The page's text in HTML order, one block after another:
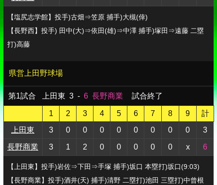
【塩尻志学館】投手)古畑⇒笠原 捕手)大槻(倖)
【長野西】投手) 田中(大)⇒依田(雄)⇒中澤 捕手)塚田⇒遠藤 二塁
打)高藤
県営上田野球場
第1試合 上田東 3 - 6 長野商業 試合終了
1 2 3 4 5 6 7 8 9
計
上田東
3 0 0 0 0 0 0 0 0 3
長野商業 3 1 2 0 0 0 0 0 x 6
【上田東】投手)岩佐⇒下田⇒手塚 捕手)坂口 本塁打)坂口(9:03)
【長野商業】投手)酒井(天) 捕手)清野 二塁打)池田 三塁打)中曾根